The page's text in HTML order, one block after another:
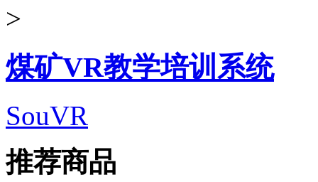
>
煤矿VR教学培训系统
SouVR
推荐商品